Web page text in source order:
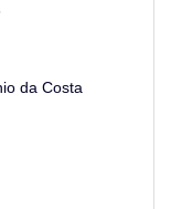
da Costa